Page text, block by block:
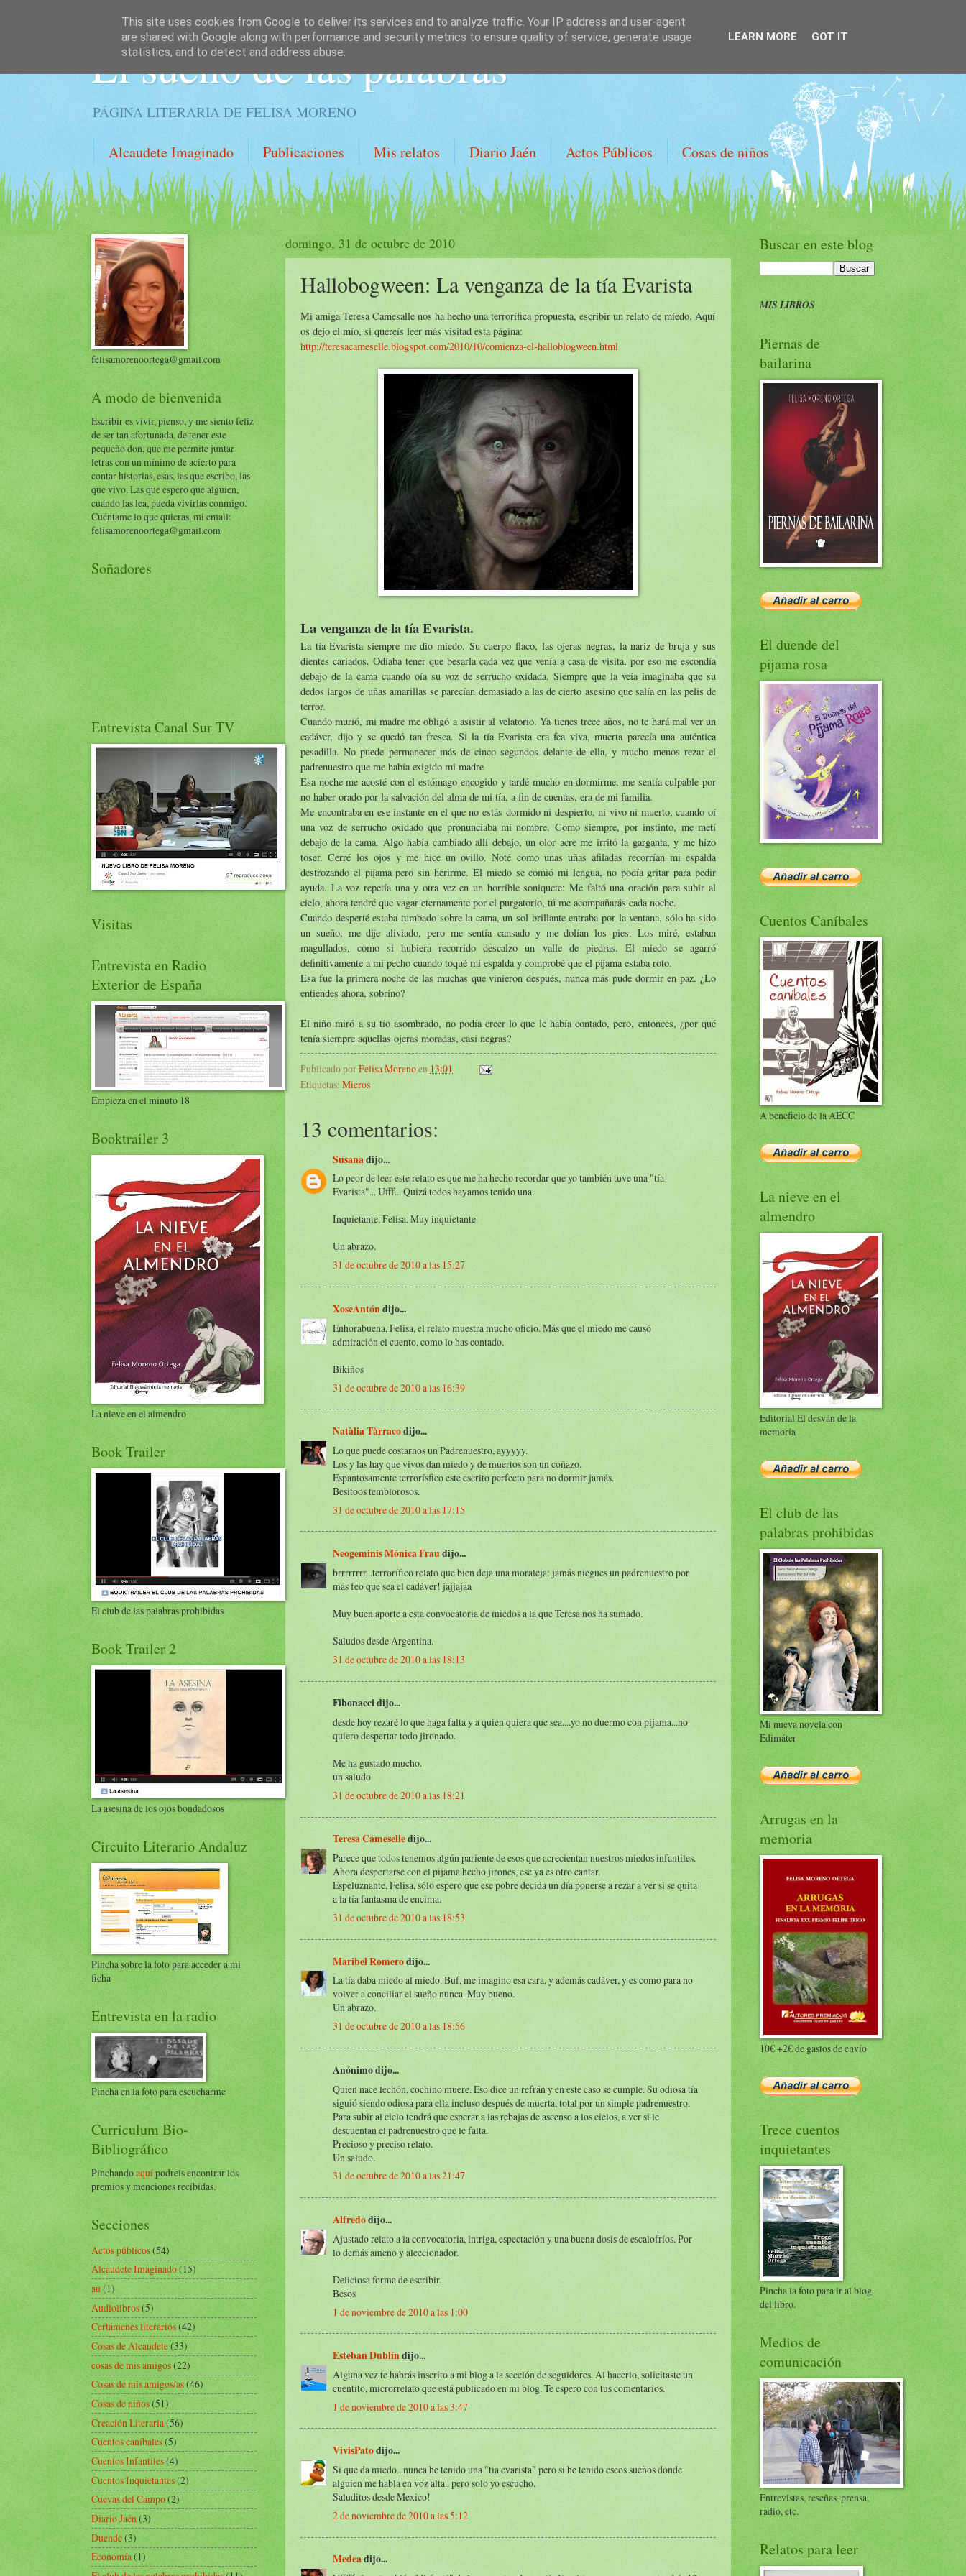
El sueño de las palabras
PÁGINA LITERARIA DE FELISA MORENO
Alcaudete Imaginado Publicaciones Mis relatos Diario Jaén Actos Públicos Cosas de niños
domingo, 31 de octubre de 2010
Hallobogween: La venganza de la tía Evarista
Mi amiga Teresa Camesalle nos ha hecho una terrorífica propuesta, escribir un relato de miedo. Aquí
os dejo el mío, si quereís leer más visitad esta página:
http://teresacameselle.blogspot.com/2010/10/comienza-el-halloblogween.html
La venganza de la tía Evarista.
La tía Evarista siempre me dio miedo. Su cuerpo flaco, las ojeras negras, la nariz de bruja y sus
dientes cariados. Odiaba tener que besarla cada vez que venía a casa de visita, por eso me escondía
debajo de la cama cuando oía su voz de serrucho oxidada. Siempre que la veía imaginaba que su
dedos largos de uñas amarillas se parecían demasiado a las de cierto asesino que salía en las pelis de
terror.
Cuando murió, mi madre me obligó a asistir al velatorio. Ya tienes trece años, no te hará mal ver un
cadáver, dijo y se quedó tan fresca. Si la tía Evarista era fea viva, muerta parecía una auténtica
pesadilla. No puede permanecer más de cinco segundos delante de ella, y mucho menos rezar el
padrenuestro que me había exigido mi madre
Esa noche me acosté con el estómago encogido y tardé mucho en dormirme, me sentía culpable por
no haber orado por la salvación del alma de mi tía, a fin de cuentas, era de mi familia.
Me encontraba en ese instante en el que no estás dormido ni despierto, ni vivo ni muerto, cuando oí
una voz de serrucho oxidado que pronunciaba mi nombre. Como siempre, por instinto, me metí
debajo de la cama. Algo había cambiado allí debajo, un olor acre me irritó la garganta, y me hizo
toser. Cerré los ojos y me hice un ovillo. Noté como unas uñas afiladas recorrían mi espalda
destrozando el pijama pero sin herirme. El miedo se comió mi lengua, no podía gritar para pedir
ayuda. La voz repetía una y otra vez en un horrible soniquete: Me faltó una oración para subir al
cielo, ahora tendré que vagar eternamente por el purgatorio, tú me acompañarás cada noche.
Cuando desperté estaba tumbado sobre la cama, un sol brillante entraba por la ventana, sólo ha sido
un sueño, me dije aliviado, pero me sentía cansado y me dolían los pies. Los miré, estaban
magullados, como si hubiera recorrido descalzo un valle de piedras. El miedo se agarró
definitivamente a mi pecho cuando toqué mi espalda y comprobé que el pijama estaba roto.
Esa fue la primera noche de las muchas que vinieron después, nunca más pude dormir en paz. ¿Lo
entiendes ahora, sobrino?
El niño miró a su tío asombrado, no podía creer lo que le había contado, pero, entonces, ¿por qué
tenía siempre aquellas ojeras moradas, casi negras?
Publicado porFelisa Morenoen 13:01
Etiquetas: Micros
13 comentarios:
Susanadijo...
Lo peor de leer este relato es que me ha hecho recordar que yo también tuve una "tía
Evarista"... Ufff... Quizá todos hayamos tenido una.
Inquietante, Felisa. Muy inquietante.
Un abrazo.
31 de octubre de 2010 a las 15:27
XoseAntóndijo...
Enhorabuena, Felisa, el relato muestra mucho oficio. Más que el miedo me causó
admiración el cuento, como lo has contado.
Bikiños
31 de octubre de 2010 a las 16:39
Natàlia Tàrracodijo...
Lo que puede costarnos un Padrenuestro, ayyyyy.
Los y las hay que vivos dan miedo y de muertos son un coñazo.
Espantosamente terrorísfico este escrito perfecto para no dormir jamás.
Besitoos temblorosos.
31 de octubre de 2010 a las 17:15
Neogeminis Mónica Fraudijo...
brrrrrrrr...terrorífico relato que bien deja una moraleja: jamás niegues un padrenuestro por
más feo que sea el cadáver! jajjajaa
Muy buen aporte a esta convocatoria de miedos a la que Teresa nos ha sumado.
Saludos desde Argentina.
31 de octubre de 2010 a las 18:13
Fibonacci dijo...
desde hoy rezaré lo que haga falta y a quien quiera que sea....yo no duermo con pijama...no
quiero despertar todo jironado.
Me ha gustado mucho.
un saludo
31 de octubre de 2010 a las 18:21
Teresa Cameselledijo...
Parece que todos tenemos algún pariente de esos que acrecientan nuestros miedos infantiles.
Ahora despertarse con el pijama hecho jirones, ese ya es otro cantar.
Espeluznante, Felisa, sólo espero que ese pobre decida un día ponerse a rezar a ver si se quita
a la tía fantasma de encima.
31 de octubre de 2010 a las 18:53
Maribel Romerodijo...
La tía daba miedo al miedo. Buf, me imagino esa cara, y además cadáver, y es como para no
volver a conciliar el sueño nunca. Muy bueno.
Un abrazo.
31 de octubre de 2010 a las 18:56
Anónimo dijo...
Quien nace lechón, cochino muere. Eso dice un refrán y en este caso se cumple. Su odiosa tía
siguió siendo odiosa para ella incluso después de muerta, total por un simple padrenuestro.
Para subir al cielo tendrá que esperar a las rebajas de ascenso a los cielos, a ver si le
descuentan el padrenuestro que le falta.
Precioso y preciso relato.
Un saludo.
31 de octubre de 2010 a las 21:47
Alfredodijo...
Ajustado relato a la convocatoria, intriga, espectación y una buena dosis de escalofríos. Por
lo demás ameno y aleccionador.
Deliciosa forma de escribir.
Besos
1 de noviembre de 2010 a las 1:00
Esteban Dublíndijo...
Alguna vez te habrás inscrito a mi blog a la sección de seguidores. Al hacerlo, solicitaste un
cuentito, microrrelato que está publicado en mi blog. Te espero con tus comentarios.
1 de noviembre de 2010 a las 3:47
VivisPatodijo...
Si que da miedo.. nunca he tenido una "tia evarista" pero si he tenido eseos sueños donde
alguien me habla en voz alta.. pero solo yo escucho.
Saluditos desde Mexico!
2 de noviembre de 2010 a las 5:12
Medeadijo...
felisamorenoortega@gmail.com
A modo de bienvenida
Escribir es vivir, pienso, y me siento feliz
de ser tan afortunada, de tener este
pequeño don, que me permite juntar
letras con un mínimo de acierto para
contar historias, esas, las que escribo, las
que vivo. Las que espero que alguien,
cuando las lea, pueda vivirlas conmigo.
Cuéntame lo que quieras, mi email:
felisamorenoortega@gmail.com
Soñadores
Entrevista Canal Sur TV
Visitas
Entrevista en Radio
Exterior de España
Empieza en el minuto 18
Booktrailer 3
La nieve en el almendro
Book Trailer
El club de las palabras prohibidas
Book Trailer 2
La asesina de los ojos bondadosos
Circuito Literario Andaluz
Pincha sobre la foto para acceder a mi
ficha
Entrevista en la radio
Pincha en la foto para escucharme
Curriculum Bio-
Bibliográfico
Pinchandoaquípodreis encontrar los
premios y menciones recibidas.
Secciones
Actos públicos(54)
Alcaudete Imaginado(15)
au(1)
Audiolibros(5)
Certámenes literarios(42)
Cosas de Alcaudete(33)
cosas de mis amigos(22)
Cosas de mis amigos/as(46)
Cosas de niños(51)
Creación Literaria(56)
Cuentos caníbales(5)
Cuentos Infantiles(4)
Cuentos Inquietantes(2)
Cuevas del Campo(2)
Diario Jaén(3)
Duende(3)
Economía(1)
Buscar en este blog
MIS LIBROS
Piernas de
bailarina
El duende del
pijama rosa
Cuentos Caníbales
A beneficio de la AECC
La nieve en el
almendro
Editorial El desván de la
memoria
El club de las
palabras prohibidas
Mi nueva novela con
Edimáter
Arrugas en la
memoria
10€ +2€ de gastos de envío
Trece cuentos
inquietantes
Pincha la foto para ir al blog
del libro.
Medios de
comunicación
Entrevistas, reseñas, prensa,
radio, etc.
Relatos para leer
This site uses cookies from Google to deliver its services and to analyze traffic. Your IP address and user-agent
are shared with Google along with performance and security metrics to ensure quality of service, generate usage
statistics, and to detect and address abuse.
LEARN MORE GOT IT